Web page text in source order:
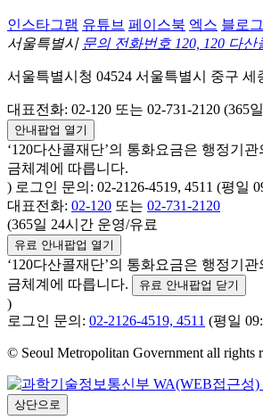
인스타그램 유튜브 페이스북 엑스 블로그
서울특별시 문의 전화번호 120, 120 다산
서울특별시청 04524 서울특별시 중구 세
대표전화: 02-120 또는 02-731-2120 (365
안내팝업 열기
‘120다산콜재단’의 통화요금은 행정기
금체계에 따릅니다.
) 로그인 문의: 02-2126-4519, 4511 (평일
대표전화: 02-120 또는 02-731-2120
(365일 24시간 운영/유료
유료 안내팝업 열기
‘120다산콜재단’의 통화요금은 행정기
금체계에 따릅니다.
유료 안내팝업 닫기
)
로그인 문의: 02-2126-4519, 4511 (평일
© Seoul Metropolitan Government all rights
상단으로